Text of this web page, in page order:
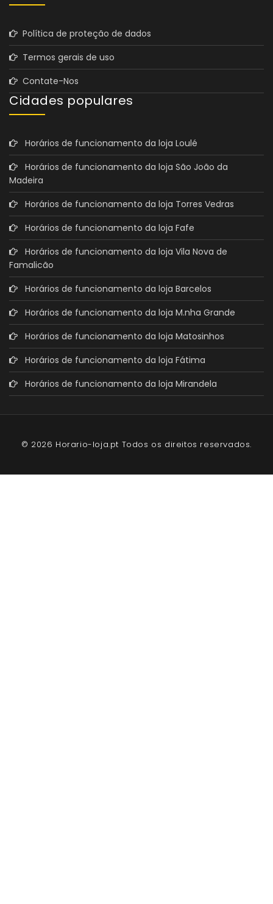
Política de proteção de dados
Termos gerais de uso
Contate-Nos
Cidades populares
Horários de funcionamento da loja Loulé
Horários de funcionamento da loja São João da
Madeira
Horários de funcionamento da loja Torres Vedras
Horários de funcionamento da loja Fafe
Horários de funcionamento da loja Vila Nova de
Famalicão
Horários de funcionamento da loja Barcelos
Horários de funcionamento da loja M.nha Grande
Horários de funcionamento da loja Matosinhos
Horários de funcionamento da loja Fátima
Horários de funcionamento da loja Mirandela
© 2026 Horario-loja.pt Todos os direitos reservados.